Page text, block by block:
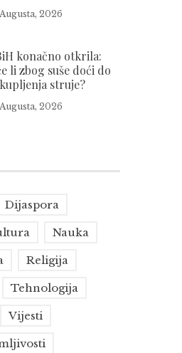
2026
konačno otkrila:
li zbog suše doći do
struje?
2026
Dijaspora
Nauka
Religija
Tehnologija
Vijesti